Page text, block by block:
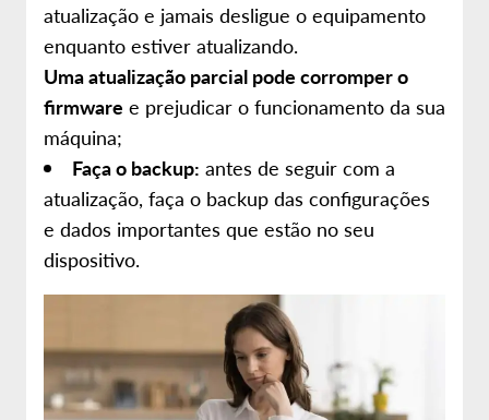
atualização e jamais desligue o equipamento
enquanto estiver atualizando.
Uma atualização parcial pode corromper o
firmware e prejudicar o funcionamento da sua
máquina;
Faça o backup: antes de seguir com a
atualização, faça o backup das configurações
e dados importantes que estão no seu
dispositivo.